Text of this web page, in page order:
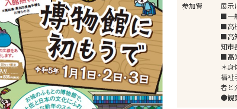
参加費
展示
■一
■高
■高
知市
■高
＊身
福祉
者と
●観